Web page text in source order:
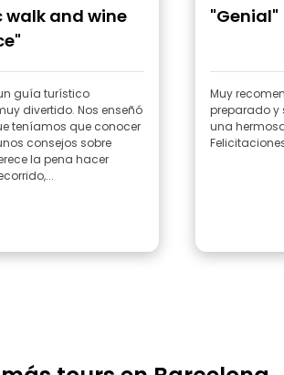
walk and wine
guía turístico
divertido. Nos enseñó
teníamos que conocer
consejos sobre
la pena hacer
"Genial"
Muy
preparado y
una